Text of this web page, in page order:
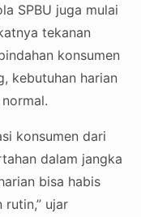
SPBU juga mulai
tekanan
konsumen
kebutuhan harian
konsumen dari
dalam jangka
bisa habis
ujar